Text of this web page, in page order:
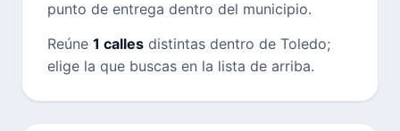
punto de entrega dentro del municipio.
Reúne 1 calles distintas dentro de Toledo;
elige la que buscas en la lista de arriba.